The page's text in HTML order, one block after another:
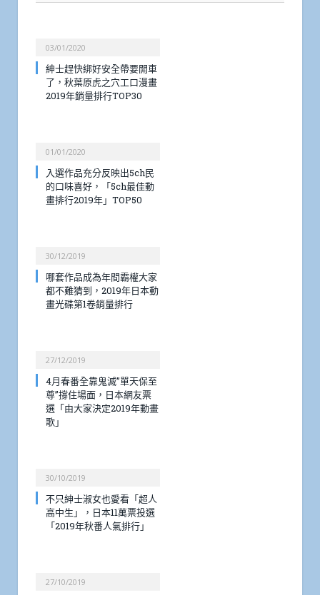
03/01/2020
紳士趕快綁好安全帶要開車
了，秋葉原虎之穴工口漫畫
2019年銷量排行TOP30
01/01/2020
入選作品充分反映出5ch民
的口味喜好，「5ch最佳動
畫排行2019年」TOP50
30/12/2019
哪套作品成為年間霸權大家
都不難猜到，2019年日本動
畫光碟第1卷銷量排行
27/12/2019
4月春番全靠鬼滅”單天保至
尊”撐住場面，日本網友票
選「由大家決定2019年動畫
歌」
30/10/2019
不只紳士淑女也愛看「超人
高中生」，日本11萬票投選
「2019年秋番人氣排行」
27/10/2019